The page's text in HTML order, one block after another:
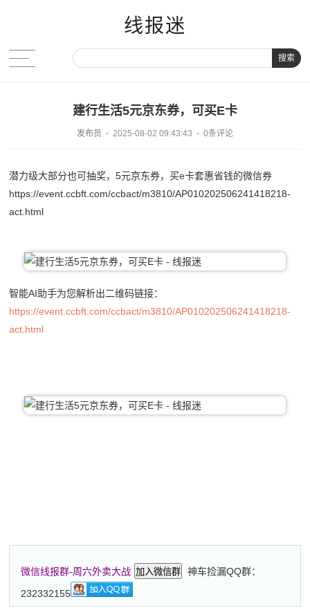
线报迷
搜索
建行生活5元京东券，可买E卡
发布员 2025-08-02 09:43:43 0条评论
潜力级大部分也可抽奖，5元京东券，买e卡套惠省钱的微信券
https://event.ccbft.com/ccbact/m3810/AP010202506241418218-
act.html
智能AI助手为您解析出二维码链接：
https://event.ccbft.com/ccbact/m3810/AP010202506241418218-
act.html
微信线报群-周六外卖大战 加入微信群
神车捡漏QQ群：
232332155